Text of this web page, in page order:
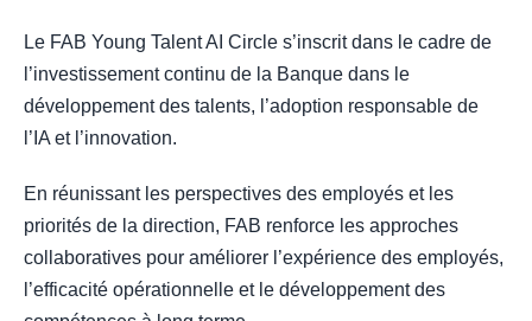
Le FAB Young Talent AI Circle s’inscrit dans le cadre de
l’investissement continu de la Banque dans le
développement des talents, l’adoption responsable de
l’IA et l’innovation.
En réunissant les perspectives des employés et les
priorités de la direction, FAB renforce les approches
collaboratives pour améliorer l’expérience des employés,
l’efficacité opérationnelle et le développement des